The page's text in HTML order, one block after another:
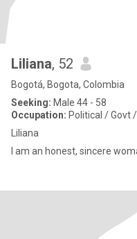
Liliana, 52
Bogotá, Bogota, Colombia
Seeking: Male 44 - 58
Occupation: Political / Govt
Liliana
I am an honest, sincere